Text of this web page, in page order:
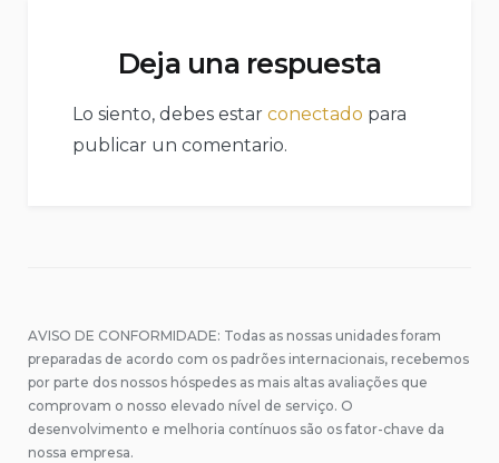
Deja una respuesta
Lo siento, debes estar conectado para
publicar un comentario.
AVISO DE CONFORMIDADE: Todas as nossas unidades foram
preparadas de acordo com os padrões internacionais, recebemos
por parte dos nossos hóspedes as mais altas avaliações que
comprovam o nosso elevado nível de serviço. O
desenvolvimento e melhoria contínuos são os fator-chave da
nossa empresa.